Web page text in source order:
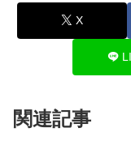
X
関連記事